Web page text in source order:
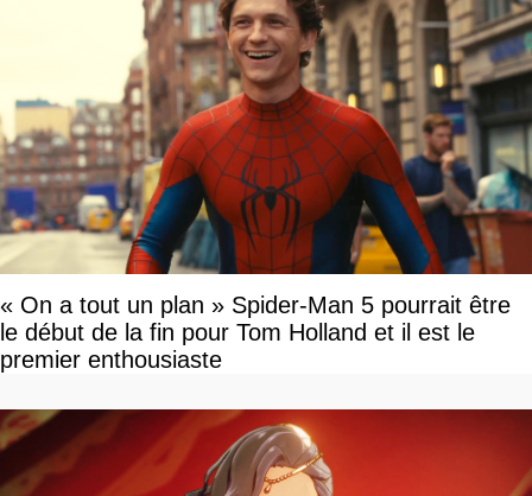
« On a tout un plan » Spider-Man 5 pourrait être
le début de la fin pour Tom Holland et il est le
premier enthousiaste